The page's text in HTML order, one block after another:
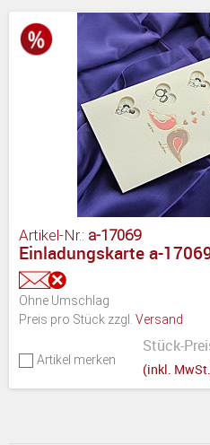
Artikel-Nr.: a-17069
Einladungskarte a-
Ohne Umschlag
Preis pro Stück zzgl. Versand
Artikel merken
Stück-
(inkl.